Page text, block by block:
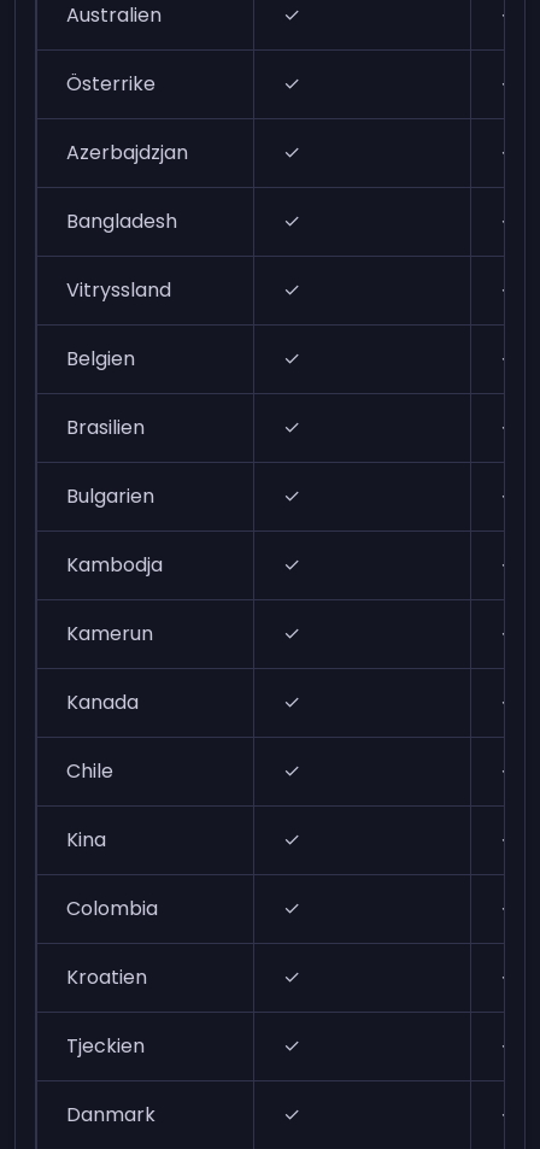
Australien ✓ ✓
Österrike ✓ ✓
Azerbajdzjan ✓ ✓
Bangladesh ✓ ✓
Vitryssland ✓ ✓
Belgien ✓ ✓
Brasilien ✓ ✓
Bulgarien ✓ ✓
Kambodja ✓ ✓
Kamerun ✓ ✓
Kanada ✓ ✓
Chile ✓ ✓
Kina ✓ ✓
Colombia ✓ ✓
Kroatien ✓ ✓
Tjeckien ✓ ✓
Danmark ✓ ✓